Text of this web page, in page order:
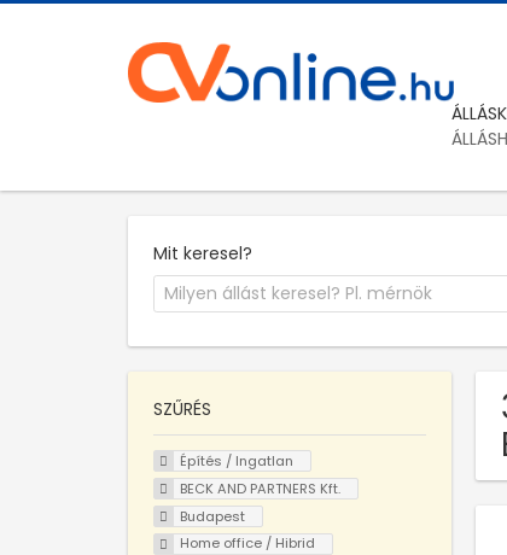
Mit keresel?
SZŰRÉS
Építés / Ingatlan
BECK AND PARTNERS Kft.
Budapest
Home office / Hibrid